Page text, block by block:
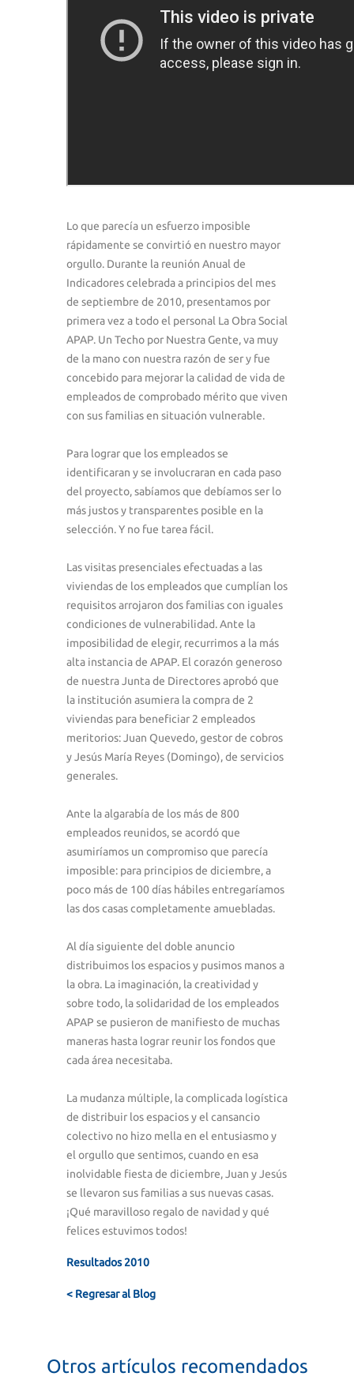
Lo que parecía un esfuerzo imposible
rápidamente se convirtió en nuestro mayor
orgullo. Durante la reunión Anual de
Indicadores celebrada a principios del mes
de septiembre de 2010, presentamos por
primera vez a todo el personal La Obra Social
APAP. Un Techo por Nuestra Gente, va muy
de la mano con nuestra razón de ser y fue
concebido para mejorar la calidad de vida de
empleados de comprobado mérito que viven
con sus familias en situación vulnerable.
Para lograr que los empleados se
identificaran y se involucraran en cada paso
del proyecto, sabíamos que debíamos ser lo
más justos y transparentes posible en la
selección. Y no fue tarea fácil.
Las visitas presenciales efectuadas a las
viviendas de los empleados que cumplían los
requisitos arrojaron dos familias con iguales
condiciones de vulnerabilidad. Ante la
imposibilidad de elegir, recurrimos a la más
alta instancia de APAP. El corazón generoso
de nuestra Junta de Directores aprobó que
la institución asumiera la compra de 2
viviendas para beneficiar 2 empleados
meritorios: Juan Quevedo, gestor de cobros
y Jesús María Reyes (Domingo), de servicios
generales.
Ante la algarabía de los más de 800
empleados reunidos, se acordó que
asumiríamos un compromiso que parecía
imposible: para principios de diciembre, a
poco más de 100 días hábiles entregaríamos
las dos casas completamente amuebladas.
Al día siguiente del doble anuncio
distribuimos los espacios y pusimos manos a
la obra. La imaginación, la creatividad y
sobre todo, la solidaridad de los empleados
APAP se pusieron de manifiesto de muchas
maneras hasta lograr reunir los fondos que
cada área necesitaba.
La mudanza múltiple, la complicada logística
de distribuir los espacios y el cansancio
colectivo no hizo mella en el entusiasmo y
el orgullo que sentimos, cuando en esa
inolvidable fiesta de diciembre, Juan y Jesús
se llevaron sus familias a sus nuevas casas.
¡Qué maravilloso regalo de navidad y qué
felices estuvimos todos!
Resultados 2010
< Regresar al Blog
Otros artículos recomendados